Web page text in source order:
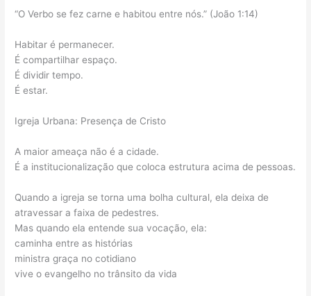
“O Verbo se fez carne e habitou entre nós.” (João 1:14)
Habitar é permanecer.
É compartilhar espaço.
É dividir tempo.
É estar.
Igreja Urbana: Presença de Cristo
A maior ameaça não é a cidade.
É a institucionalização que coloca estrutura acima de pessoas.
Quando a igreja se torna uma bolha cultural, ela deixa de
atravessar a faixa de pedestres.
Mas quando ela entende sua vocação, ela:
caminha entre as histórias
ministra graça no cotidiano
vive o evangelho no trânsito da vida